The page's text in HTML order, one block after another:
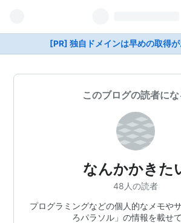
[PR] 独自ドメインは早めの取得が
このブログの読者にな
なんかかきた
48人の読者
プログラミングなどの個人的なメモや
ろパラソル」の情報を載せ